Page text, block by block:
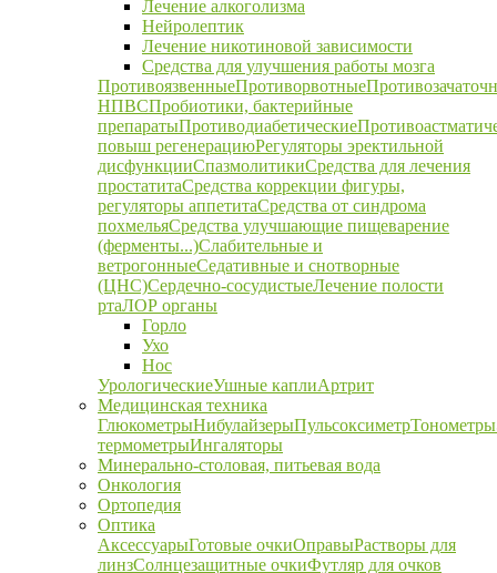
Лечение алкоголизма
Нейролептик
Лечение никотиновой зависимости
Средства для улучшения работы мозга
ПротивоязвенныеПротиворвотные
НПВСПробиотики, бактерийные
препаратыПротиводиабетические
повыш регенерациюРегуляторы эректильной
дисфункцииСпазмолитикиСредства для лечения
простатитаСредства коррекции фигуры,
регуляторы аппетитаСредства от синдрома
похмельяСредства улучшающие пищеварение
(ферменты...)Слабительные и
ветрогонныеСедативные и снотворные
(ЦНС)Сердечно-сосудистыеЛечение полости
ртаЛОР органы
Горло
Ухо
Нос
УрологическиеУшные каплиАртрит
Медицинская техника
ГлюкометрыНибулайзерыПульсоксиметрТонометры
термометрыИнгаляторы
Минерально-столовая, питьевая вода
Онкология
Ортопедия
Оптика
АксессуарыГотовые очкиОправыРастворы для
линзСолнцезащитные очкиФутляр для очков